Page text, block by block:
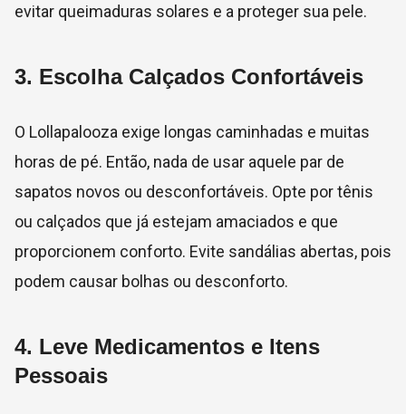
evitar queimaduras solares e a proteger sua pele.
3. Escolha Calçados Confortáveis
O Lollapalooza exige longas caminhadas e muitas
horas de pé. Então, nada de usar aquele par de
sapatos novos ou desconfortáveis. Opte por tênis
ou calçados que já estejam amaciados e que
proporcionem conforto. Evite sandálias abertas, pois
podem causar bolhas ou desconforto.
4. Leve Medicamentos e Itens
Pessoais